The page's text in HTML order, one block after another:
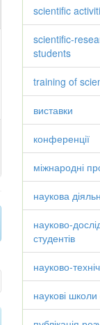
scientific
scientific-
students
training of
виставки
конференції
міжнародні
наукова
науково-
студентів
науково-
наукові школи